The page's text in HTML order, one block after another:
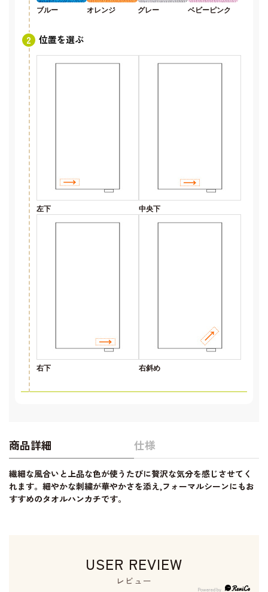
ブルー オレンジ グレー ベビーピンク
位置を選ぶ
左下 中央下
右下 右斜め
商品詳細 仕様
繊細な風合いと上品な色が使うたびに贅沢な気分を感じさせてく
れます。細やかな刺繍が華やかさを添え,フォーマルシーンにもお
すすめのタオルハンカチです。
USER REVIEW
レビュー